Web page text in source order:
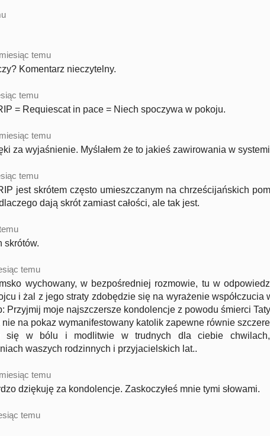
miesiąc temu
Komentarz nieczytelny.
temu
= Requiescat in pace = Niech spoczywa w pokoju.
miesiąc temu
za wyjaśnienie. Myślałem że to jakieś zawirowania w
temu
jest skrótem często umieszczanym na chrześcijańskich
dają skrót zamiast całości, ale tak jest.
skrótów.
temu
wychowany, w bezpośredniej rozmowie, tu w
i żal z jego straty zdobędzie się na wyrażenie współczucia
Przyjmij moje najszczersze kondolencje z powodu śmierci
nie na pokaz wymanifestowany katolik zapewne równie
się w bólu i modlitwie w trudnych dla ciebie
waszych rodzinnych i przyjacielskich lat..
miesiąc temu
dziękuję za kondolencje. Zaskoczyłeś mnie tymi słowami.
temu